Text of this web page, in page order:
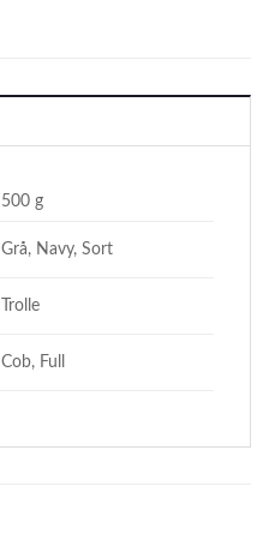
500 g
Grå, Navy, Sort
Trolle
Cob, Full